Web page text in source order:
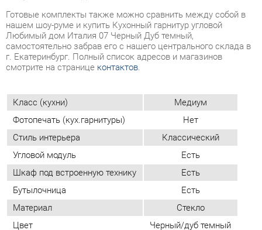
Класс (кухни)
Медиум
Фотопечать (кух.гарнитуры)
Нет
Стиль интерьера
Шкаф под встроенную технику
Есть
Бутылочница
Есть
Материал
Стекло
Цвет
Черный/дуб темный
Материал столешницы
Мдф
ОТЗЫВЫ
Пока нет отзывов, поделитесь первым своим мнением.